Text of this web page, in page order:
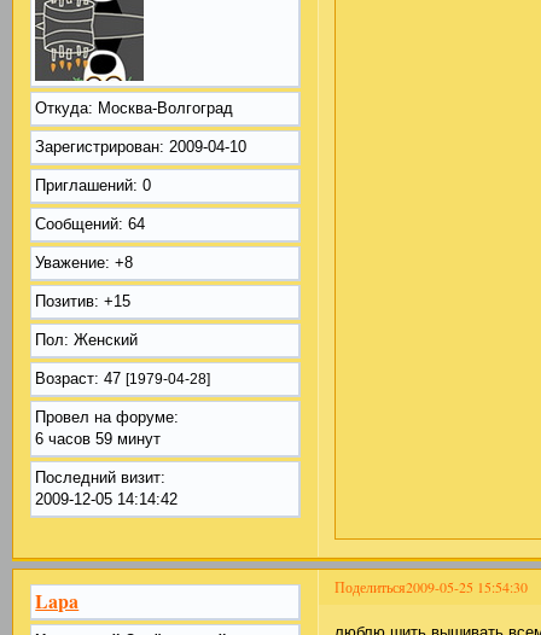
Откуда: Москва-Волгоград
Зарегистрирован: 2009-04-10
Приглашений: 0
Сообщений: 64
Уважение: +8
Позитив: +15
Пол: Женский
Возраст: 47[1979-04-28]
Провел на форуме:
6 часов 59 минут
Последний визит:
2009-12-05 14:14:42
Поделиться2009-05-25 15:54:30
Lapa